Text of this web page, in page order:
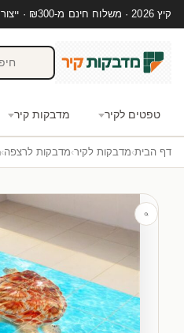
קיץ 2026 · משלוח חינם מ-₪300 · ייצור 48 שעות · 15,000+ לקוחות מרוצים
טפטים לקיר מדבקות קיר
דף הבית›מדבקות לקיר›מדבקות לרצפה›